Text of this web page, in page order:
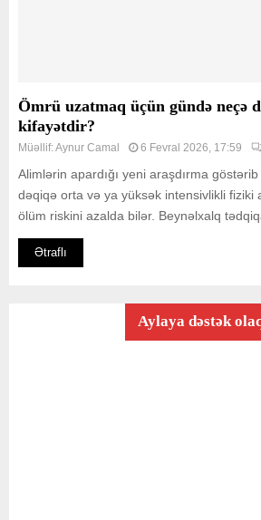
Ömrü uzatmaq üçün gündə neçə
kifayətdir?
Müəllif:Aynur Camal 6 Fevral 2026, 17:59
Alimlərin apardığı yeni araşdırma
dəqiqə orta və ya yüksək intensivlikli fiziki
ölüm riskini azalda bilər. Beynəlxalq
Ətraflı
Aylaya dəstək